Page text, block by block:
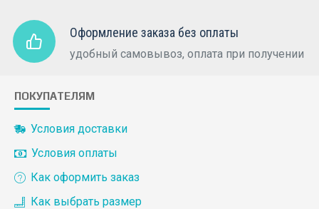
Оформление заказа без оплаты
удобный самовывоз, оплата при получении
ПОКУПАТЕЛЯМ
Условия доставки
Условия оплаты
Как оформить заказ
Как выбрать размер